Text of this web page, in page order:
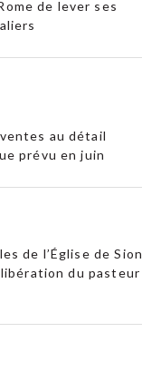
de lever ses
au détail
prévu en juin
de l’Église de Sion
du pasteur